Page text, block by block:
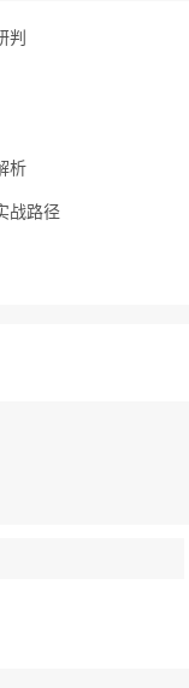
判
析
战路径